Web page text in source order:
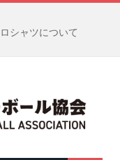
シャツについて